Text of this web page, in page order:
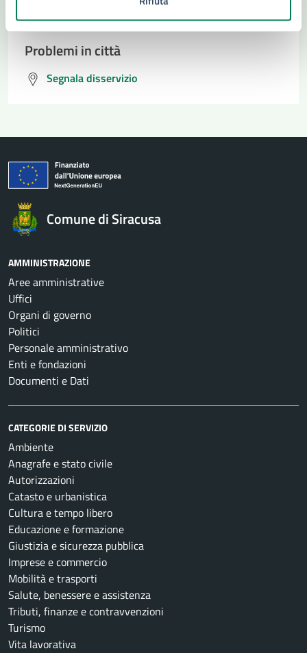
Prenota appuntamento
Problemi in città
Segnala disservizio
Comune di Siracusa
AMMINISTRAZIONE
Aree amministrative
Uffici
Organi di governo
Politici
Personale amministrativo
Enti e fondazioni
Documenti e Dati
CATEGORIE DI SERVIZIO
Ambiente
Anagrafe e stato civile
Autorizzazioni
Catasto e urbanistica
Cultura e tempo libero
Educazione e formazione
Giustizia e sicurezza pubblica
Imprese e commercio
Mobilità e trasporti
Salute, benessere e assistenza
Tributi, finanze e contravvenzioni
Turismo
Vita lavorativa